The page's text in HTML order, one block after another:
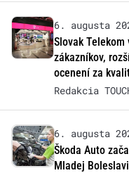
6. augusta
Slovak
zákazníkov,
ocenení za
Redakcia
6. augusta
Škoda Auto
Mladej Boleslavi